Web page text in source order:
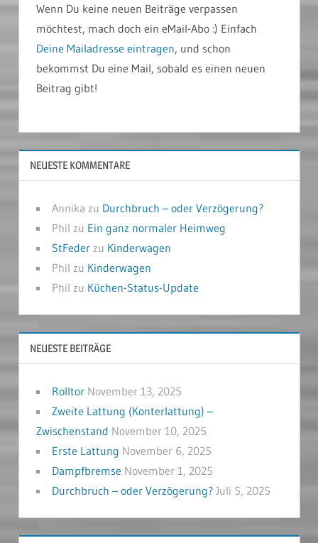
Wenn Du keine neuen Beiträge verpassen
möchtest, mach doch ein eMail-Abo :) Einfach
Deine Mailadresse eintragen, und schon
bekommst Du eine Mail, sobald es einen neuen
Beitrag gibt!
NEUESTE KOMMENTARE
Annika zu Durchbruch – oder Verzögerung?
Phil zu Ein ganz normaler Heimweg
StFederzu Kinderwagen
Phil zu Kinderwagen
Phil zu Küchen-Status-Update
NEUESTE BEITRÄGE
Rolltor November 13, 2025
Zweite Lattung (Konterlattung) –
Zwischenstand November 10, 2025
Erste Lattung November 6, 2025
Dampfbremse November 1, 2025
Durchbruch – oder Verzögerung? Juli 5, 2025